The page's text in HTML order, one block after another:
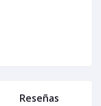
Reseñas